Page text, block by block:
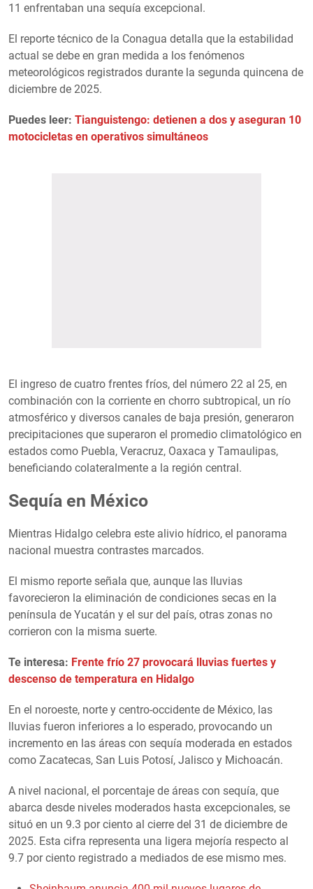
11 enfrentaban una sequía excepcional.
El reporte técnico de la Conagua detalla que la estabilidad
actual se debe en gran medida a los fenómenos
meteorológicos registrados durante la segunda quincena de
diciembre de 2025.
Puedes leer: Tianguistengo: detienen a dos y aseguran 10
motocicletas en operativos simultáneos
El ingreso de cuatro frentes fríos, del número 22 al 25, en
combinación con la corriente en chorro subtropical, un río
atmosférico y diversos canales de baja presión, generaron
precipitaciones que superaron el promedio climatológico en
estados como Puebla, Veracruz, Oaxaca y Tamaulipas,
beneficiando colateralmente a la región central.
Sequía en México
Mientras Hidalgo celebra este alivio hídrico, el panorama
nacional muestra contrastes marcados.
El mismo reporte señala que, aunque las lluvias
favorecieron la eliminación de condiciones secas en la
península de Yucatán y el sur del país, otras zonas no
corrieron con la misma suerte.
Te interesa: Frente frío 27 provocará lluvias fuertes y
descenso de temperatura en Hidalgo
En el noroeste, norte y centro-occidente de México, las
lluvias fueron inferiores a lo esperado, provocando un
incremento en las áreas con sequía moderada en estados
como Zacatecas, San Luis Potosí, Jalisco y Michoacán.
A nivel nacional, el porcentaje de áreas con sequía, que
abarca desde niveles moderados hasta excepcionales, se
situó en un 9.3 por ciento al cierre del 31 de diciembre de
2025. Esta cifra representa una ligera mejoría respecto al
9.7 por ciento registrado a mediados de ese mismo mes.